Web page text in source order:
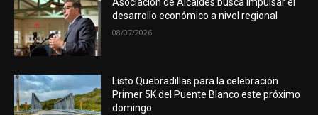
desarrollo económico a nivel regional
08/07/2026
Listo Quebradillas para la celebración
Primer 5K del Puente Blanco este próximo
domingo